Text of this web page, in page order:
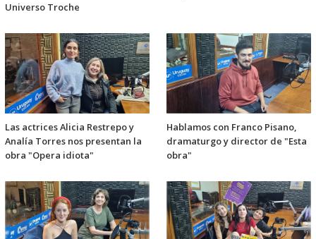
Universo Troche
Las actrices Alicia Restrepo y
Analía Torres nos presentan la
obra "Opera idiota"
Hablamos con Franco Pisano,
dramaturgo y director de "Esta
obra"